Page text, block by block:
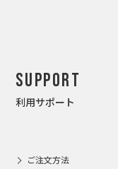
Support
利用サポート
ご注文方法